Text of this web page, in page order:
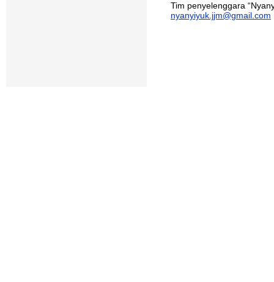
Tim penyelenggara
nyanyiyuk.jjm@gmail.com